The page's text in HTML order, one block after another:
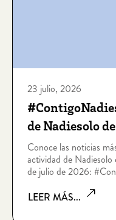
23 julio, 2026
Conoce las noticias
actividad de Nadiesolo en
de julio de 2026:
LEER MÁS...